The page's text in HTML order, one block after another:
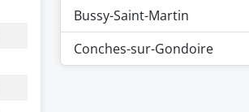
Bussy-Saint-Martin
Conches-sur-Gondoire